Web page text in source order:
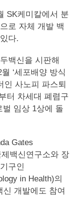
SK케미칼에서 분
로 자체 개발 백
다.
백신을 시판해
‘세포배양 방식
인 사노피 파스퇴
터 차세대 폐렴구
임상 1상에 돌
Gates
백신연구소와 장
구인
in Health)의
개발에도 참여